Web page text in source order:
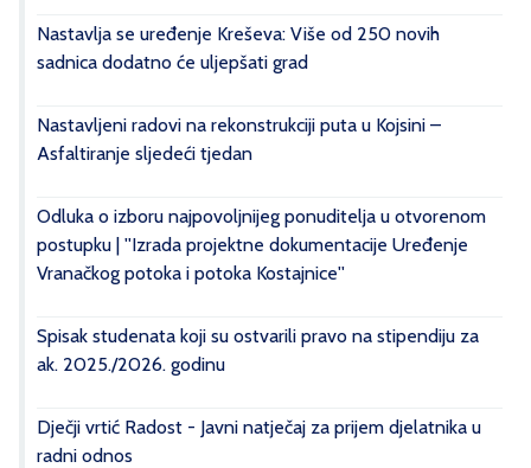
Nastavlja se uređenje Kreševa: Više od 250 novih
sadnica dodatno će uljepšati grad
Nastavljeni radovi na rekonstrukciji puta u Kojsini –
Asfaltiranje sljedeći tjedan
Odluka o izboru najpovoljnijeg ponuditelja u otvorenom
postupku | ''Izrada projektne dokumentacije Uređenje
Vranačkog potoka i potoka Kostajnice''
Spisak studenata koji su ostvarili pravo na stipendiju za
ak. 2025./2026. godinu
Dječji vrtić Radost - Javni natječaj za prijem djelatnika u
radni odnos